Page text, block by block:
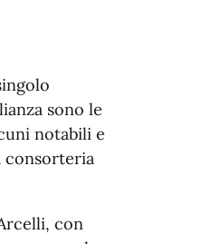
sono le
notabili e
consorteria
con